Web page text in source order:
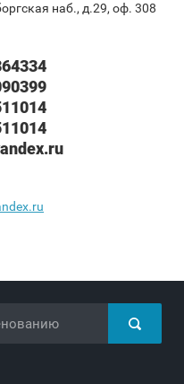
наб., д.29, оф. 308